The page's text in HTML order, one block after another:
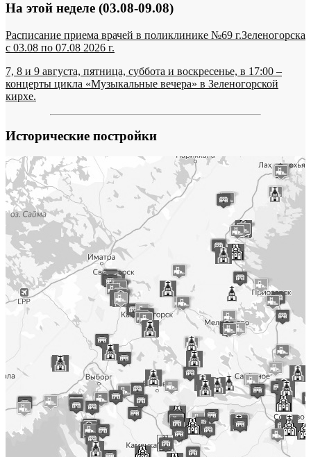
На этой неделе (03.08-09.08)
Расписание приема врачей в поликлинике №69 г.Зеленогорска
c 03.08 по 07.08 2026 г.
7, 8 и 9 августа, пятница, суббота и воскресенье, в 17:00 –
концерты цикла «Музыкальные вечера» в Зеленогорской
кирхе.
Исторические постройки